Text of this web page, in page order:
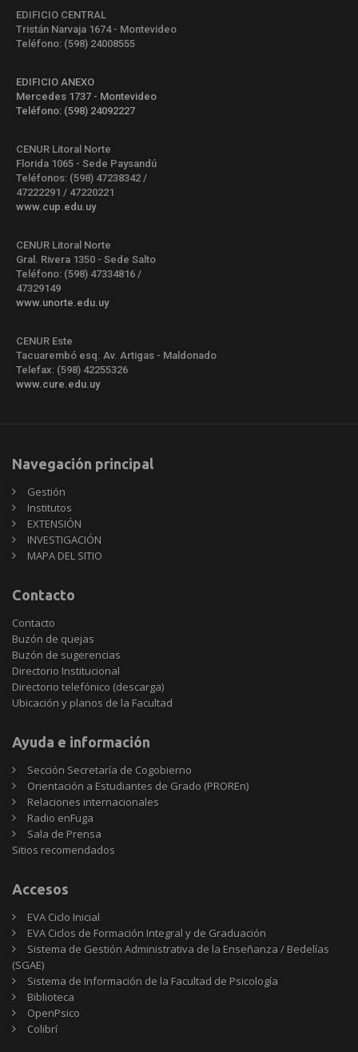
EDIFICIO CENTRAL
Tristán Narvaja 1674 - Montevideo
Teléfono: (598) 24008555
EDIFICIO ANEXO
Mercedes 1737 - Montevideo
Teléfono: (598) 24092227
CENUR Litoral Norte
Florida 1065 - Sede Paysandú
Teléfonos: (598) 47238342 /
47222291 / 47220221
www.cup.edu.uy
CENUR Litoral Norte
Gral. Rivera 1350 - Sede Salto
Teléfono: (598) 47334816 /
47329149
www.unorte.edu.uy
CENUR Este
Tacuarembó esq. Av. Artigas - Maldonado
Telefax: (598) 42255326
www.cure.edu.uy
Navegación principal
Gestión
Institutos
EXTENSIÓN
INVESTIGACIÓN
MAPA DEL SITIO
Contacto
Contacto
Buzón de quejas
Buzón de sugerencias
Directorio Institucional
Directorio telefónico (descarga)
Ubicación y planos de la Facultad
Ayuda e información
Sección Secretaría de Cogobierno
Orientación a Estudiantes de Grado (PROREn)
Relaciones internacionales
Radio enFuga
Sala de Prensa
Sitios
Sitios recomendados
Accesos
EVA Ciclo Inicial
EVA Ciclos de Formación Integral y de Graduación
Sistema de Gestión Administrativa de la Enseñanza / Bedelías
(SGAE)
Sistema de Información de la Facultad de Psicología
Biblioteca
OpenPsico
Colibrí